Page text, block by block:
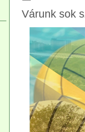
Várunk sok